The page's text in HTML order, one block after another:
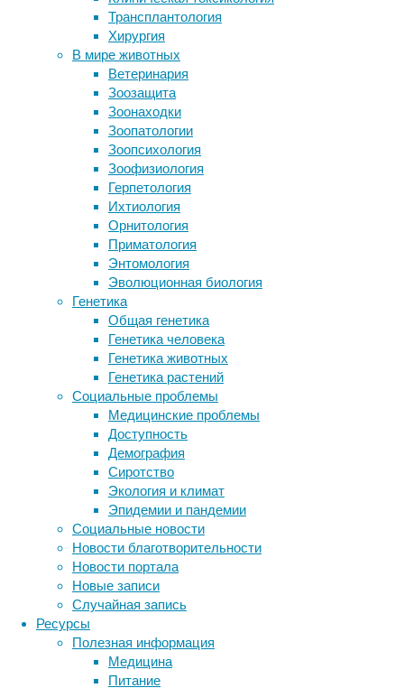
Трансплантология
Хирургия
В мире животных
Ветеринария
Зоозащита
Зоонаходки
Зоопатологии
Зоопсихология
Зоофизиология
Герпетология
Ихтиология
Орнитология
Приматология
Энтомология
Эволюционная биология
Генетика
Общая генетика
Генетика человека
Генетика животных
Генетика растений
Социальные проблемы
Медицинские проблемы
Доступность
Демография
Сиротство
Экология и климат
Эпидемии и пандемии
Социальные новости
Новости благотворительности
Новости портала
Новые записи
Случайная запись
Ресурсы
Полезная информация
Медицина
Питание
Исследователи
разработали
интерфейс
мозг-
компьютер,
который
позволил
женщине
тяжелым
параличом
результате
инсульта
ствола
головного
мозга
говорить
через
цифровой
аватар.
Ученые
имплантировали
в
мозг
женщины
электроды,
которые
регистрируют
развитии младенцев
Микробный «Ноев ковчег»: учёные
предлагают спасти кишечные
бактерии, пока не стало слишком
поздно
Как улучшить рабочую память
Хронический недосып опаснее
алкоголизма
Учёные составили карту регуляторов
нейрогенеза
Следите за новостями